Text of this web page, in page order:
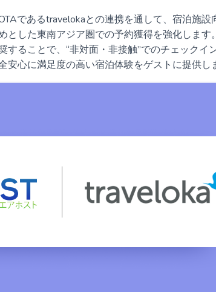
であるtravelokaとの連携を通して、宿泊施設
とした東南アジア圏での予約獲得を強化します
ることで、“非対面・非接触”でのチェックイ
心に満足度の高い宿泊体験をゲストに提供し